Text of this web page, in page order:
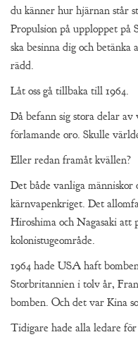
du känner hur hjärnan står
Propulsion på upploppet på
ska besinna dig och
rädd.
Låt oss gå tillbaka till 1964.
Då befann sig stora delar
förlamande oro. Skulle
Eller redan framåt kvällen?
Det både vanliga
kärnvapenkriget. Det
Hiroshima och Nagasaki att
kolonistugeområde.
1964 hade USA haft
Storbritannien i tolv år,
bomben. Och det var Kina
Tidigare hade alla ledare